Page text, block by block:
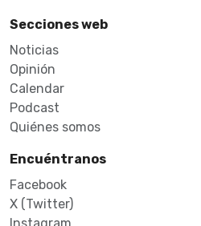
Secciones web
Noticias
Opinión
Calendar
Podcast
Quiénes somos
Encuéntranos
Facebook
X (Twitter)